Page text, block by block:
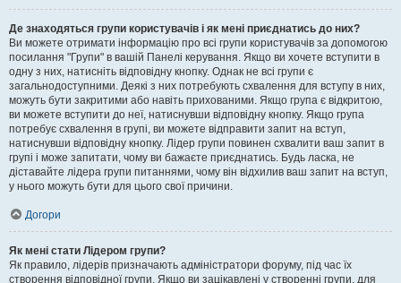
Де знаходяться групи користувачів і як мені приєднатись до них?
Ви можете отримати інформацію про всі групи користувачів за допомогою
посилання "Групи" в вашій Панелі керування. Якщо ви хочете вступити в
одну з них, натисніть відповідну кнопку. Однак не всі групи є
загальнодоступними. Деякі з них потребують схвалення для вступу в них,
можуть бути закритими або навіть прихованими. Якщо група є відкритою,
ви можете вступити до неї, натиснувши відповідну кнопку. Якщо група
потребує схвалення в групі, ви можете відправити запит на вступ,
натиснувши відповідну кнопку. Лідер групи повинен схвалити ваш запит в
групі і може запитати, чому ви бажаєте приєднатись. Будь ласка, не
діставайте лідера групи питаннями, чому він відхилив ваш запит на вступ,
у нього можуть бути для цього свої причини.
Догори
Як мені стати Лідером групи?
Як правило, лідерів призначають адміністратори форуму, під час їх
створення відповідної групи. Якщо ви зацікавлені у створенні групи, для